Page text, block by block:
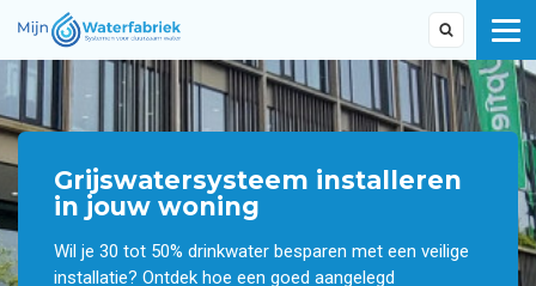
Grijswatersysteem installeren
in jouw woning
Wil je 30 tot 50% drinkwater besparen met een veilige
installatie? Ontdek hoe een goed aangelegd